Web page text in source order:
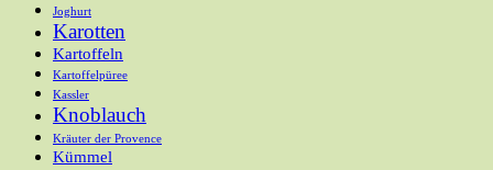
Joghurt
Karotten
Kartoffeln
Kartoffelpüree
Kassler
Knoblauch
Kräuter der Provence
Kümmel